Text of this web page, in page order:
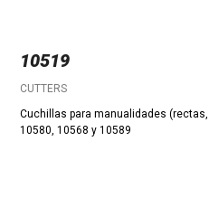
10519
CUTTERS
Cuchillas para manualidades
10580, 10568 y 10589